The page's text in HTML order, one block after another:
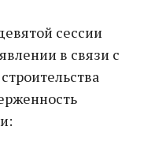
сессии
в связи с